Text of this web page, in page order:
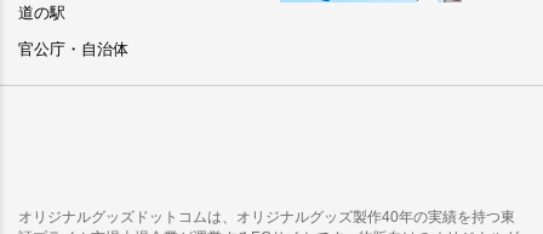
道の駅
官公庁・自治体
オリジナルグッズドットコムは、オリジナルグッズ製作40年の実績を持つ東